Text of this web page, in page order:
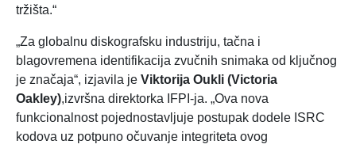
tržišta.“
„Za globalnu diskografsku industriju, tačna i
blagovremena identifikacija zvučnih snimaka od ključnog
je značaja“, izjavila je Viktorija Oukli (Victoria
Oakley),izvršna direktorka IFPI-ja. „Ova nova
funkcionalnost pojednostavljuje postupak dodele ISRC
kodova uz potpuno očuvanje integriteta ovog